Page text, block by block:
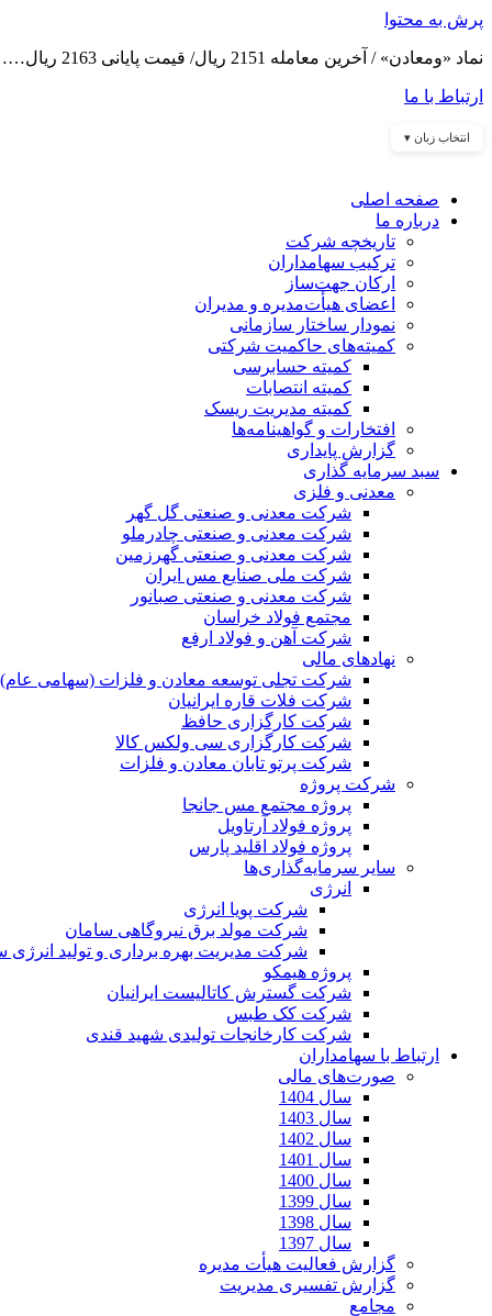
پرش به محتوا
نماد «ومعادن» / آخرین معامله 2151 ریال/ قیمت پایانی 2163 ریال……
ارتباط با ما
انتخاب زبان ▾
صفحه اصلی
درباره ما
تاریخچه شرکت
ترکیب سهامداران
ارکان جهت‌ساز
اعضای هیأت‌مدیره و مدیران
نمودار ساختار سازمانی
کمیته‌های حاکمیت شرکتی
کمیته حسابرسی
کمیته انتصابات
کمیته مدیریت ریسک
افتخارات و گواهینامه‌ها
گزارش پایداری
سبد سرمایه گذاری
معدنی و فلزی
شرکت معدنی و صنعتی گل گهر
شرکت معدنی و صنعتی چادرملو
شرکت معدنی و صنعتی گهرزمین
شرکت ملی صنایع مس ایران
شرکت معدنی و صنعتی صبانور
مجتمع فولاد خراسان
شرکت آهن و فولاد ارفع
نهادهای مالی
شرکت تجلی توسعه معادن و فلزات (سهامی عام)
شرکت فلات قاره ایرانیان
شرکت کارگزاری حافظ
شرکت کارگزاری سی ولکس کالا
شرکت پرتو تابان معادن و فلزات
شرکت پروژه
پروژه مجتمع مس جانجا
پروژه فولاد آرتاویل
پروژه فولاد اقلید پارس
سایر سرمایه‌گذاری‌ها
انرژی
شرکت پویا انرژی
شرکت مولد برق نیروگاهی سامان
شرکت مدیریت بهره برداری و تولید انرژی
پروژه هیمکو
شرکت گسترش کاتالیست ایرانیان
شرکت کک طبس
شرکت کارخانجات تولیدی شهید قندی
ارتباط با سهامداران
صورت‌های مالی
سال 1404
سال 1403
سال 1402
سال 1401
سال 1400
سال 1399
سال 1398
سال 1397
گزارش فعالیت هیأت مدیره
گزارش تفسیری مدیریت
مجامع